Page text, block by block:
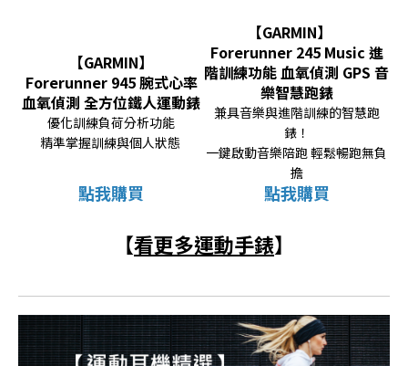
【GARMIN】
Forerunner 945 腕式心率
血氧偵測 全方位鐵人運動錶
優化訓練負荷分析功能
精準掌握訓練與個人狀態
【GARMIN】
Forerunner 245 Music 進
階訓練功能 血氧偵測 GPS 音
樂智慧跑錶
兼具音樂與進階訓練的智慧跑
錶！
一鍵啟動音樂陪跑 輕鬆暢跑無負
擔
點我購買 點我購買
【看更多運動手錶】